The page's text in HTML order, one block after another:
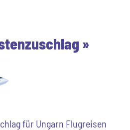
»
für Ungarn Flugreisen